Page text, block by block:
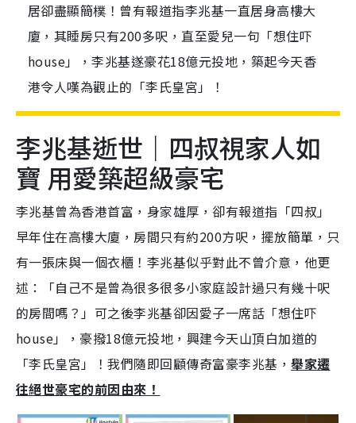
居卻盡顯簡樸！曾有報道指李兆基一直居身高樓大
廈，其睡房只有200多呎，直至愛兒一句「想住吓
house」，李兆基遂豪花18億元投地，築起今天香
港令人嘆為觀止的「李氏皇宮」！
李兆基逝世｜四叔視家人如
寶 用愛築超級豪宅
李兆基曾為香港首富，身家雄厚，卻有報道指「四叔」
早年住在高樓大廈，房間只有約200方呎，擺放簡單，只
有一張床與一個衣櫃！李兆基似乎對此不曾介意，他更
述：「自己不是曾為很多很多小家庭設計過只有幾十呎
的房間嗎？」可之後李兆基卻因愛子一席話「想住吓
house」，豪撥18億元投地，興建今天山頂白加道的
「李氏皇宮」！我們隨即回顧傳奇富豪李兆基，舉家遷
往絕世豪宅的前因由來！